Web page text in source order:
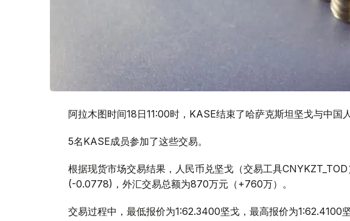
阿拉木图时间18日11:00时，KASE结束了哈萨克斯坦坚戈与中国
5名KASE成员参加了这些交易。
根据现货市场交易结果，人民币兑坚戈（交易工具
(-0.0778)，外汇交易总额为870万元（+760万）。
交易过程中，最低报价为1:62.3400坚戈，最高报价为1:62.4100坚